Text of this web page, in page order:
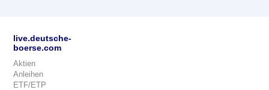
live.deutsche-
boerse.com
Aktien
Anleihen
ETF/ETP